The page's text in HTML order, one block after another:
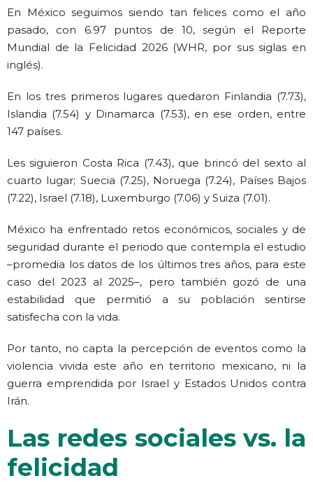
En México seguimos siendo tan felices como el año
pasado, con 6.97 puntos de 10, según el Reporte
Mundial de la Felicidad 2026 (WHR, por sus siglas en
inglés).
En los tres primeros lugares quedaron Finlandia (7.73),
Islandia (7.54) y Dinamarca (7.53), en ese orden, entre
147 países.
Les siguieron Costa Rica (7.43), que brincó del sexto al
cuarto lugar; Suecia (7.25), Noruega (7.24), Países Bajos
(7.22), Israel (7.18), Luxemburgo (7.06) y Suiza (7.01).
México ha enfrentado retos económicos, sociales y de
seguridad durante el periodo que contempla el estudio
–promedia los datos de los últimos tres años, para este
caso del 2023 al 2025–, pero también gozó de una
estabilidad que permitió a su población sentirse
satisfecha con la vida.
Por tanto, no capta la percepción de eventos como la
violencia vivida este año en territorio mexicano, ni la
guerra emprendida por Israel y Estados Unidos contra
Irán.
Las redes sociales vs. la
felicidad